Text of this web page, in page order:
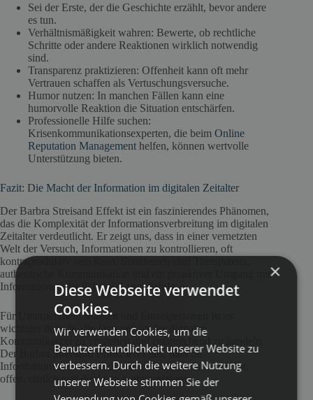
Sei der Erste, der die Geschichte erzählt, bevor andere
es tun.
Verhältnismäßigkeit wahren: Bewerte, ob rechtliche
Schritte oder andere Reaktionen wirklich notwendig
sind.
Transparenz praktizieren: Offenheit kann oft mehr
Vertrauen schaffen als Vertuschungsversuche.
Humor nutzen: In manchen Fällen kann eine
humorvolle Reaktion die Situation entschärfen.
Professionelle Hilfe suchen:
Krisenkommunikationsexperten, die beim Online
Reputation Management helfen, können wertvolle
Unterstützung bieten.
Fazit: Die Macht der Information im digitalen Zeitalter
Der Barbra Streisand Effekt ist ein faszinierendes Phänomen,
das die Komplexität der Informationsverbreitung im digitalen
Zeitalter verdeutlicht. Er zeigt uns, dass in einer vernetzten
Welt der Versuch, Informationen zu kontrollieren, oft
kontraproduktiv sein kann. Stattdessen sind Transparenz,
authentische Kommunikation und ein proaktiver Umgang mit
Informationen der Schlüssel zum Erfolg.
Für Unternehmen, Marken und Einzelpersonen ist es
wichtiger denn je, die Dynamiken der digitalen
Kommunikation zu verstehen und entsprechend zu handeln.
Der Barbra Streisand Effekt lehrt uns, dass im
Informationszeitalter oft die beste Strategie darin besteht,
offen, ehrlich und direkt zu kommunizieren.
×
Diese Webseite verwendet
Cookies.
Wir verwenden Cookies, um die
Benutzerfreundlichkeit unserer Website zu
verbessern. Durch die weitere Nutzung
unserer Webseite stimmen Sie der